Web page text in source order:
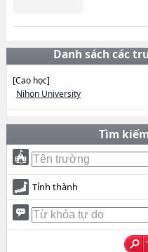
Danh sách các
[Cao học]
Nihon University
Tìm
Tỉnh thành